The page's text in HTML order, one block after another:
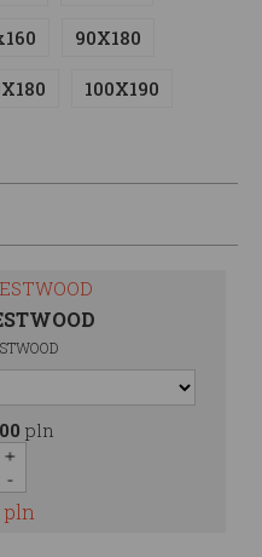
90X180
100X190
pln
pln